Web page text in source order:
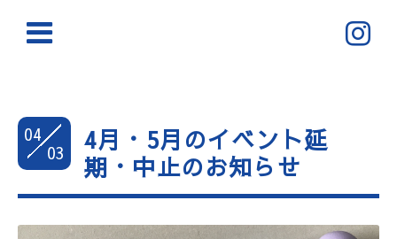
04
03
4月・5月のイベント延
期・中止のお知らせ